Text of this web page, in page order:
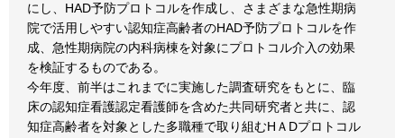
にし、HAD予防プロトコルを作成し、さまざまな急性期病
院で活用しやすい認知症高齢者のHAD予防プロトコルを作
成、急性期病院の内科病棟を対象にプロトコル介入の効果
を検証するものである。
今年度、前半はこれまでに実施した調査研究をもとに、臨
床の認知症看護認定看護師を含めた共同研究者と共に、認
知症高齢者を対象とした多職種で取り組むHＡDプロトコル